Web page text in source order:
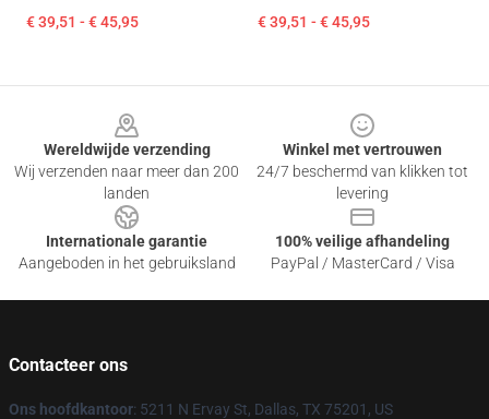
€ 39,51 - € 45,95 € 39,51 - € 45,95
Wereldwijde verzending
Wij verzenden naar meer dan 200
landen
Winkel met vertrouwen
24/7 beschermd van klikken tot
levering
Internationale garantie
Aangeboden in het gebruiksland
100% veilige afhandeling
PayPal / MasterCard / Visa
Contacteer ons
Ons hoofdkantoor: 5211 N Ervay St, Dallas, TX 75201, US